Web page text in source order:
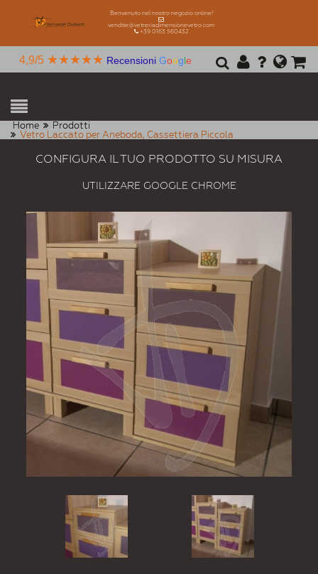
Benvenuto nel nostro negozio online!
vendite@vetreriadimensionevetro.com
+39 0163 560432
4,9/5 ★★★★★ Recensioni Google
Home
Prodotti
Vetro Laccato per Aneboda, Cassettiera Piccola
CONFIGURA IL TUO PRODOTTO SU MISURA
UTILIZZARE GOOGLE CHROME